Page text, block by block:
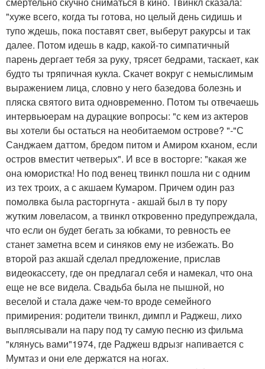
"хуже всего, когда ты готова, но целый день сидишь и
тупо ждешь, пока поставят свет, выберут ракурсы и так
далее. Потом идешь в кадр, какой-то симпатичный
парень дергает тебя за руку, трясет бедрами, таскает, как
будто ты тряпичная кукла. Скачет вокруг с немыслимым
выражением лица, словно у него базедова болезнь и
пляска святого вита одновременно. Потом ты отвечаешь
интервьюерам на дурацкие вопросы: "с кем из актеров
вы хотели бы остаться на необитаемом острове? "-"С
Санджаем даттом, бредом питом и Амиром кханом, если
остров вместит четверых". И все в восторге: "какая же
она юмористка! Но под венец твинкл пошла ни с одним
из тех троих, а с акшаем Кумаром. Причем один раз
помолвка была расторгнута - акшай был в ту пору
жутким ловеласом, а твинкл откровенно предупреждала,
что если он будет бегать за юбками, то ревность ее
станет заметна всем и синяков ему не избежать. Во
второй раз акшай сделал предложение, прислав
видеокассету, где он предлагал себя и намекал, что она
еще не все видела. Свадьба была не пышной, но
веселой и стала даже чем-то вроде семейного
примирения: родители твинкл, димпл и Раджеш, лихо
выплясывали на пару под ту самую песню из фильма
"клянусь вами"1974, где Раджеш вдрызг напивается с
Мумтаз и они еле держатся на ногах.